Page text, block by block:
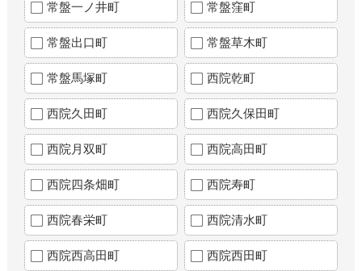
常盤一ノ井町 常盤窪町
常盤出口町 常盤草木町
常盤馬塚町 西院乾町
西院久田町 西院久保田町
西院月双町 西院高田町
西院四条畑町 西院寿町
西院春栄町 西院清水町
西院西高田町 西院西田町